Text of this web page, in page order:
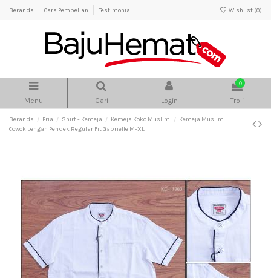
Beranda Cara Pembelian Testimonial Wishlist (0)
Menu Cari Login
0
Troli
Beranda Pria Shirt - Kemeja Kemeja Koko Muslim
Kemeja Muslim
Cowok Lengan Pendek Regular Fit Gabrielle M-XL